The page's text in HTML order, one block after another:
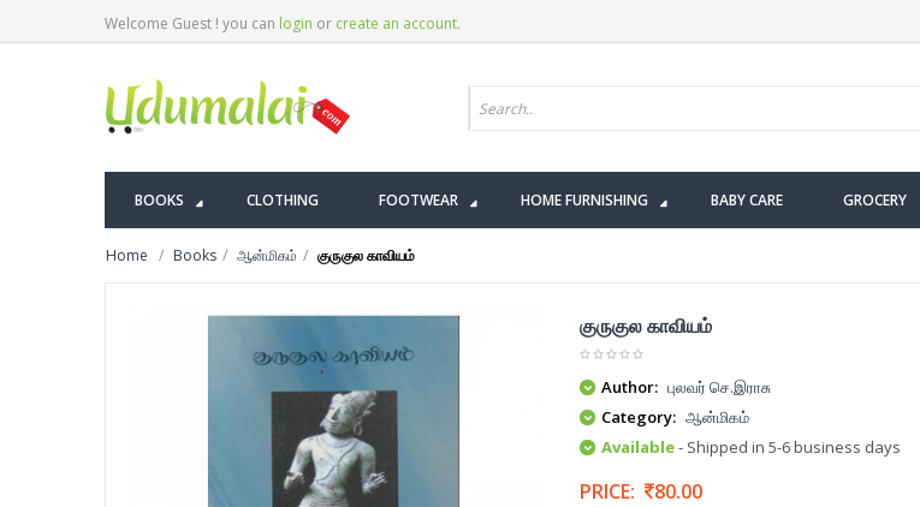
Welcome Guest ! you can login or create an account.
BOOKS CLOTHING FOOTWEAR HOME FURNISHING BABY CARE GROCERY
Home Books ஆன்மிகம் குருகுல காவியம்
குருகுல காவியம்
Author: புலவர் செ.இராசு
Category: ஆன்மிகம்
Available- Shipped in 5-6 business days
PRICE: 80.00